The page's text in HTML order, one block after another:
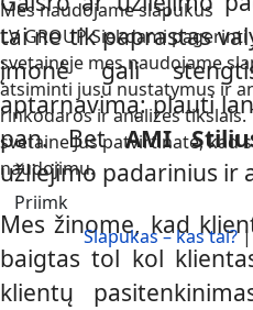
tai ne tik paprastas
įmonė gali
aptarnavimą: plauti
pan. BetAMI
užliejimo padarinius ir
Mes žinome, kad
baigtas tol kol
klientų
Mes naudojame slapukus
LV GROUP Siekdami
svetaineje mes naudojame
atsiminti jusu nustatymus ir
rinkodaros ir analizes
svetaine Jus patvirtinate, kad
naudojimu.
Priimk
Slapukas – kas tai?